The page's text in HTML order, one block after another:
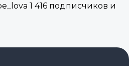
1 416 подписчиков и